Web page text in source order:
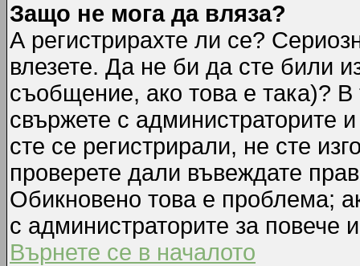
Защо не мога да вляза?
А регистрирахте ли се?
влезете. Да не би да сте били
съобщение, ако това е така)?
свържете с администраторите
сте се регистрирали, не сте
проверете дали въвеждате
Обикновено това е проблема;
с администраторите за повече
Върнете се в началото